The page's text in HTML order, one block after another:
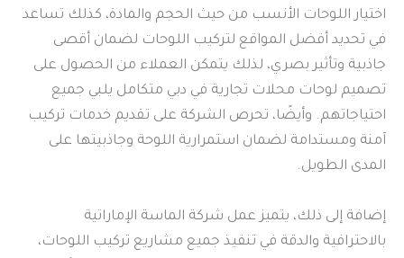
اختيار اللوحات الأنسب من حيث الحجم والمادة، كذلك تساعد
في تحديد أفضل المواقع لتركيب اللوحات لضمان أقصى
جاذبية وتأثير بصري، لذلك يتمكن العملاء من الحصول على
تصميم لوحات محلات تجارية في دبي متكامل يلبي جميع
احتياجاتهم. وأيضًا، تحرص الشركة على تقديم خدمات تركيب
آمنة ومستدامة لضمان استمرارية اللوحة وجاذبيتها على
المدى الطويل.
إضافة إلى ذلك، يتميز عمل شركة الماسة الإماراتية
بالاحترافية والدقة في تنفيذ جميع مشاريع تركيب اللوحات،